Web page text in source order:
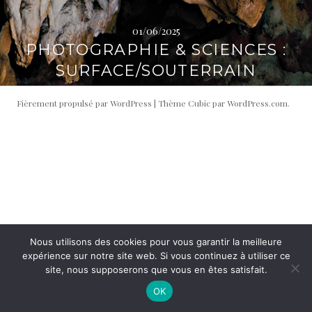
p
l
é
r
a
01/06/2025
PHOTOGRAPHIE & SCIENCES :
SURFACE/SOUTERRAIN
Fièrement propulsé par WordPress | Thème Cubic parWordPress.com.
Nous utilisons des cookies pour vous garantir la meilleure
expérience sur notre site web. Si vous continuez à utiliser ce
site, nous supposerons que vous en êtes satisfait.
OK